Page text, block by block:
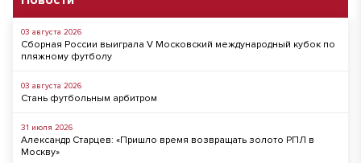
03 августа 2026
Сборная России выиграла V Московский международный кубок по
пляжному футболу
03 августа 2026
Стань футбольным арбитром
31 июля 2026
Александр Старцев: «Пришло время возвращать золото РПЛ в
Москву»